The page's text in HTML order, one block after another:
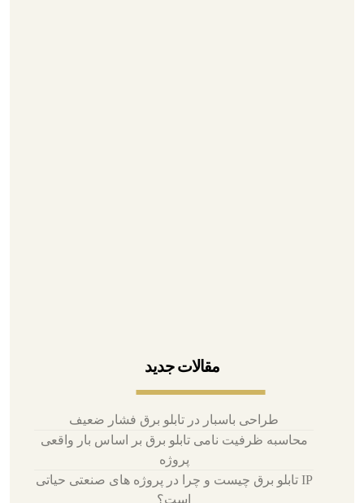
مقالات جدید
طراحی باسبار در تابلو برق فشار ضعیف
محاسبه ظرفیت نامی تابلو برق بر اساس بار واقعی
پروژه
IP تابلو برق چیست و چرا در پروژه های صنعتی حیاتی
است؟